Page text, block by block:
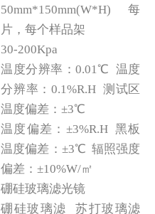
50mm*150mm(W*H)每
片，每个样品架
30-200Kpa
温度分辨率：0.01℃ 温度
分辨率：0.1%R.H 测试区
温度偏差：±3℃
温度偏差：±3%R.H 黑板
温度偏差：±3℃ 辐照强度
偏差：±10%W/㎡
硼硅玻璃滤光镜
硼硅玻璃滤
苏打玻璃滤